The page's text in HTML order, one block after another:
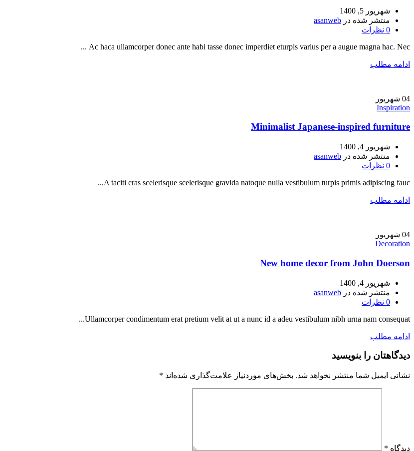
شهریور 5, 1400
منتشر شده در asanweb
0 نظرات
Ac haca ullamcorper donec ante habi tasse donec imperdiet eturpis varius per a augue magna hac. Nec ...
ادامه مطلب
04 شهریور
Inspiration
Minimalist Japanese-inspired furniture
شهریور 4, 1400
منتشر شده در asanweb
0 نظرات
A taciti cras scelerisque scelerisque gravida natoque nulla vestibulum turpis primis adipiscing fauc...
ادامه مطلب
04 شهریور
Decoration
New home decor from John Doerson
شهریور 4, 1400
منتشر شده در asanweb
0 نظرات
Ullamcorper condimentum erat pretium velit at ut a nunc id a adeu vestibulum nibh urna nam consequat...
ادامه مطلب
دیدگاهتان را بنویسید
نشانی ایمیل شما منتشر نخواهد شد. بخش‌های موردنیاز علامت‌گذاری شده‌اند *
دیدگاه *